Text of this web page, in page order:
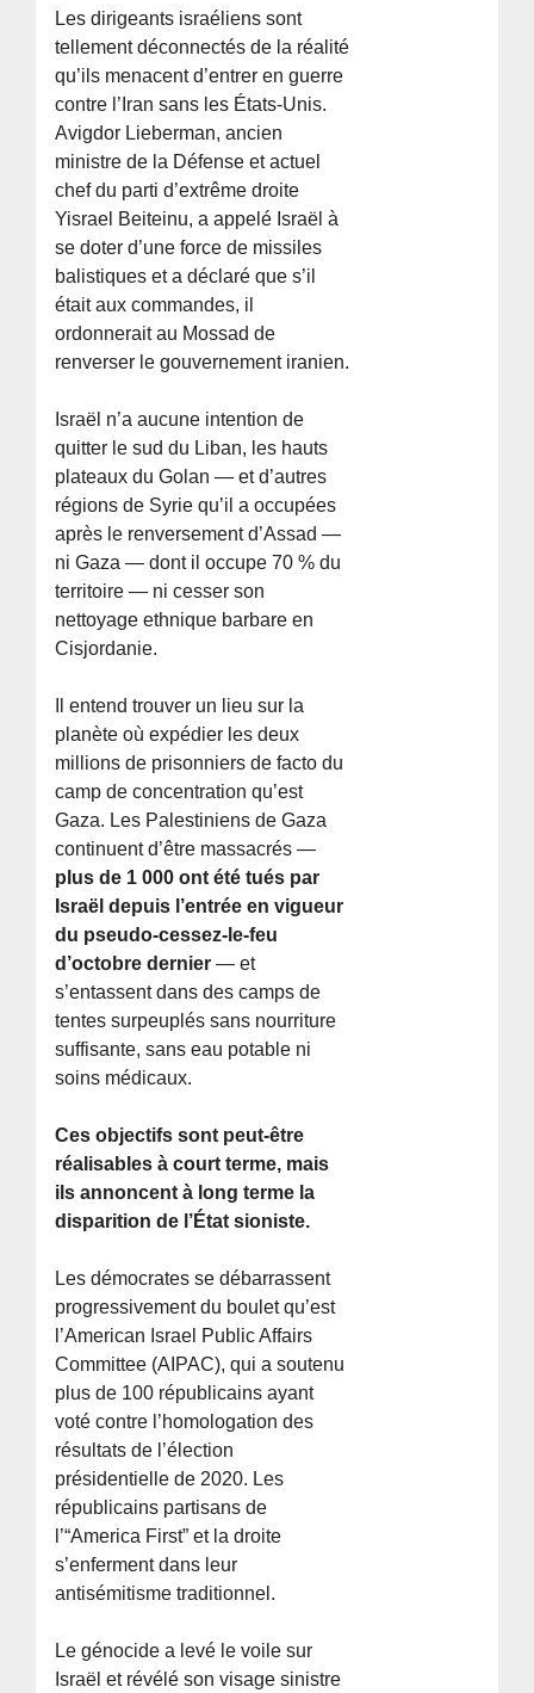
Les dirigeants israéliens sont
tellement déconnectés de la réalité
qu’ils menacent d’entrer en guerre
contre l’Iran sans les États-Unis.
Avigdor Lieberman, ancien
ministre de la Défense et actuel
chef du parti d’extrême droite
Yisrael Beiteinu, a appelé Israël à
se doter d’une force de missiles
balistiques et a déclaré que s’il
était aux commandes, il
ordonnerait au Mossad de
renverser le gouvernement iranien.
Israël n’a aucune intention de
quitter le sud du Liban, les hauts
plateaux du Golan — et d’autres
régions de Syrie qu’il a occupées
après le renversement d’Assad —
ni Gaza — dont il occupe 70 % du
territoire — ni cesser son
nettoyage ethnique barbare en
Cisjordanie.
Il entend trouver un lieu sur la
planète où expédier les deux
millions de prisonniers de facto du
camp de concentration qu’est
Gaza. Les Palestiniens de Gaza
continuent d’être massacrés —
plus de 1 000 ont été tués par
Israël depuis l’entrée en vigueur
du pseudo-cessez-le-feu
d’octobre dernier— et
s’entassent dans des camps de
tentes surpeuplés sans nourriture
suffisante, sans eau potable ni
soins médicaux.
Ces objectifs sont peut-être
réalisables à court terme, mais
ils annoncent à long terme la
disparition de l’État sioniste.
Les démocrates se débarrassent
progressivement du boulet qu’est
l’American Israel Public Affairs
Committee (AIPAC), qui a soutenu
plus de 100 républicains ayant
voté contre l’homologation des
résultats de l’élection
présidentielle de 2020. Les
républicains partisans de
l’“America First” et la droite
s’enferment dans leur
antisémitisme traditionnel.
Le génocide a levé le voile sur
Israël et révélé son visage sinistre